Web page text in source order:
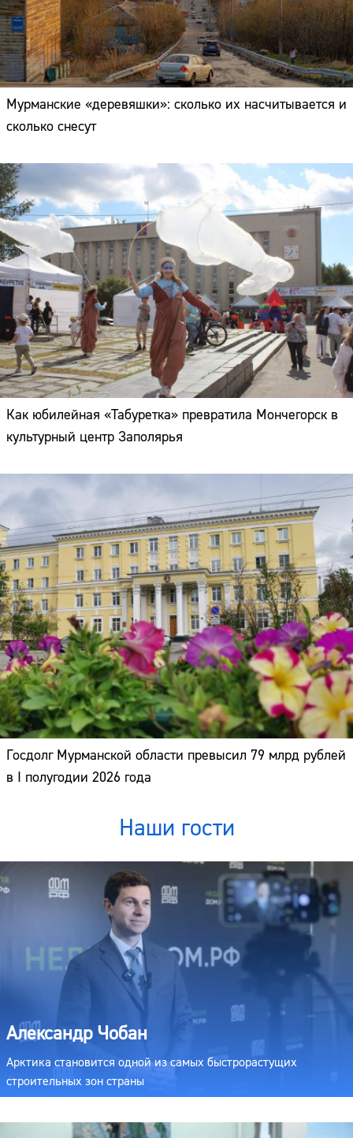
Мурманские «деревяшки»: сколько их насчитывается и
сколько снесут
Как юбилейная «Табуретка» превратила Мончегорск в
культурный центр Заполярья
Госдолг Мурманской области превысил 79 млрд рублей
в I полугодии 2026 года
Наши гости
Александр Чобан
Арктика становится одной из самых быстрорастущих
строительных зон страны